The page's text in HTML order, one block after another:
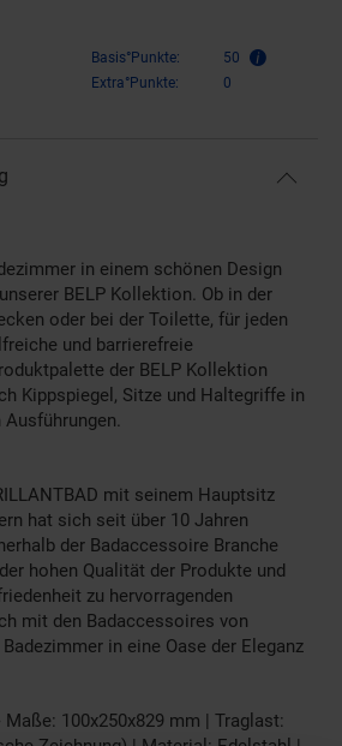
Basis°Punkte:
50
Extra°Punkte:
0
in einem schönen Design
BELP Kollektion. Ob in der
oder bei der Toilette, für jeden
und barrierefreie
der BELP Kollektion
Kippspiegel, Sitze und Haltegriffe in
mit seinem Hauptsitz
hat sich seit über 10 Jahren
der Badaccessoire Branche
hohen Qualität der Produkte und
zu hervorragenden
mit den Badaccessoires von
in eine Oase der Eleganz
100x250x829 mm | Traglast: